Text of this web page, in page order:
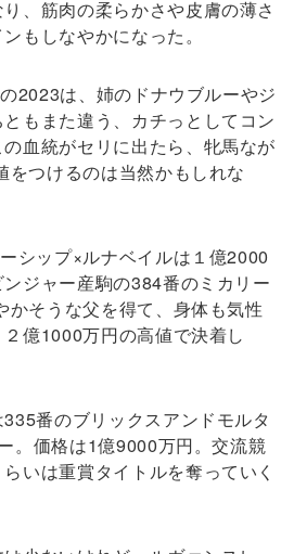
、筋肉の柔らかさや皮膚の薄さ
もしなやかになった。
2023は、姉のドナウブルーやジ
もまた違う、カチっとしてコン
血統がセリに出たら、牝馬なが
をつけるのは当然かもしれな
シップ×ルナベイルは１億2000
ジャー産駒の384番のミカリー
かそうな父を得て、身体も気性
億1000万円の高値で決着し
番のブリックスアンドモルタ
。価格は1億9000万円。交流競
いは重賞タイトルを奪っていく